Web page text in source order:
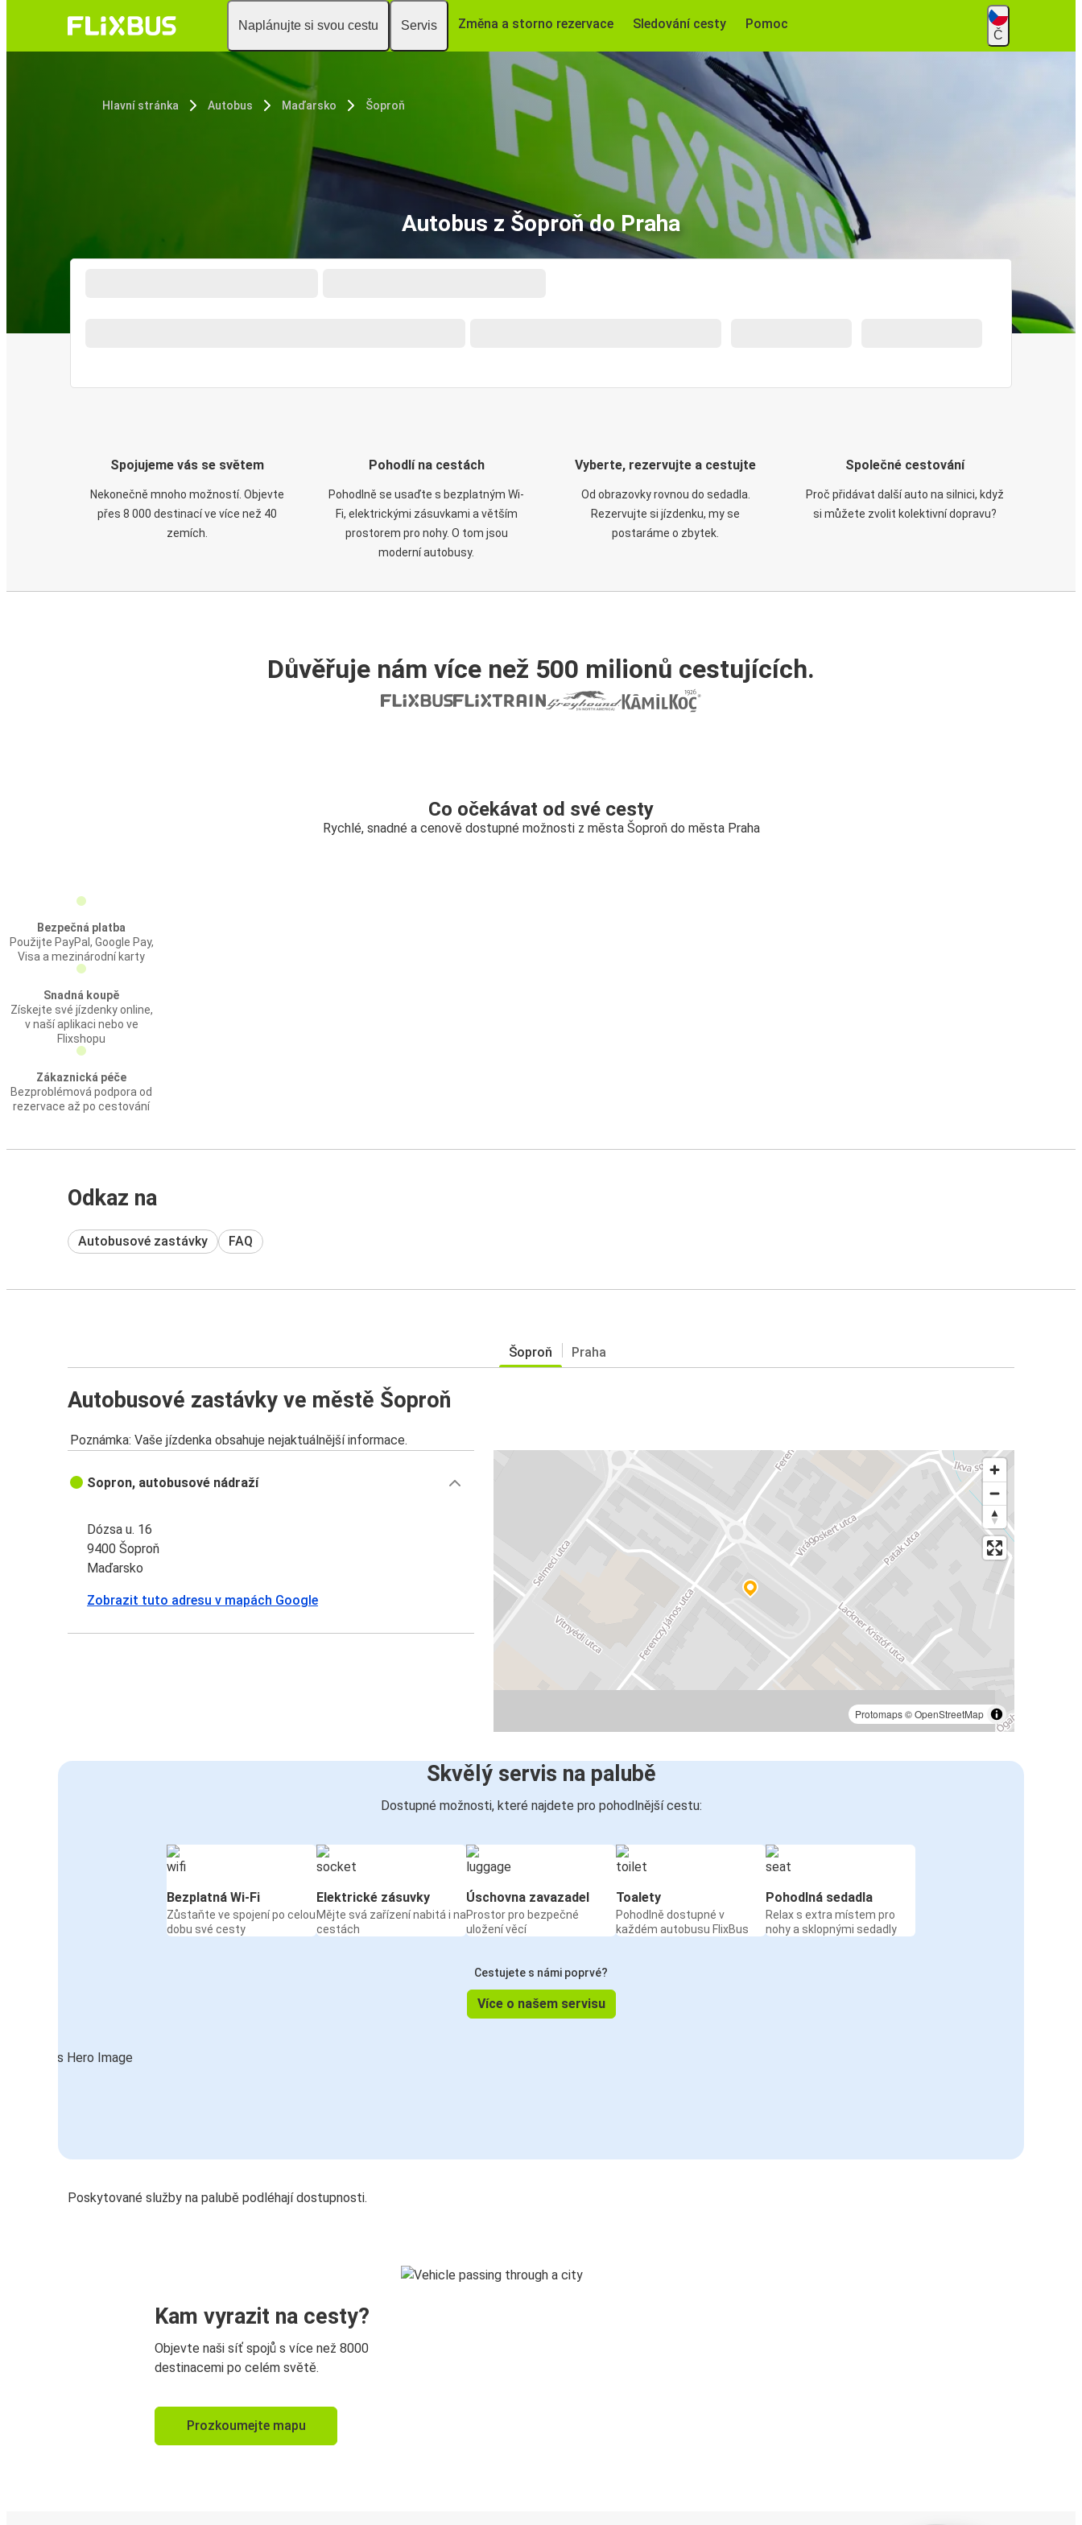
Naplánujte si svou cestu Servis Změna a storno rezervace Sledování cesty Pomoc
Č
Hlavní stránka Autobus Maďarsko Šoproň
Autobus z Šoproň do Praha
Spojujeme vás se světem
Nekonečně mnoho možností. Objevte
přes 8 000 destinací ve více než 40
zemích.
Pohodlí na cestách
Pohodlně se usaďte s bezplatným Wi-
Fi, elektrickými zásuvkami a větším
prostorem pro nohy. O tom jsou
moderní autobusy.
Vyberte, rezervujte a cestujte
Od obrazovky rovnou do sedadla.
Rezervujte si jízdenku, my se
postaráme o zbytek.
Společné cestování
Proč přidávat další auto na silnici, když
si můžete zvolit kolektivní dopravu?
Důvěřuje nám více než 500 milionů cestujících.
Co očekávat od své cesty
Rychlé, snadné a cenově dostupné možnosti z města Šoproň do města Praha
Bezpečná platba
Použijte PayPal, Google Pay,
Visa a mezinárodní karty
Snadná koupě
Získejte své jízdenky online,
v naší aplikaci nebo ve
Flixshopu
Zákaznická péče
Bezproblémová podpora od
rezervace až po cestování
Odkaz na
Autobusové zastávky FAQ
Šoproň Praha
Autobusové zastávky ve městě Šoproň
Poznámka: Vaše jízdenka obsahuje nejaktuálnější informace.
Protomaps©OpenStreetMap
Sopron, autobusové nádraží
Dózsa u. 16
9400 Šoproň
Maďarsko
Zobrazit tuto adresu v mapách Google
Skvělý servis na palubě
Dostupné možnosti, které najdete pro pohodlnější cestu:
Bezplatná Wi-Fi
Zůstaňte ve spojení po celou
dobu své cesty
Elektrické zásuvky
Mějte svá zařízení nabitá i na
cestách
Úschovna zavazadel
Prostor pro bezpečné
uložení věcí
Toalety
Pohodlně dostupné v
každém autobusu FlixBus
Pohodlná sedadla
Relax s extra místem pro
nohy a sklopnými sedadly
Cestujete s námi poprvé?
Více o našem servisu
Poskytované služby na palubě podléhají dostupnosti.
Kam vyrazit na cesty?
Objevte naši síť spojů s více než 8000
destinacemi po celém světě.
Prozkoumejte mapu